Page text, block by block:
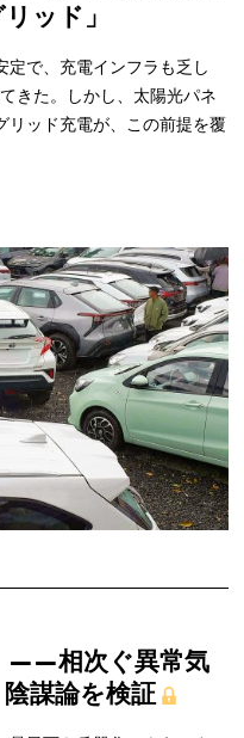
ッド」
定で、充電インフラも乏し
きた。しかし、太陽光パネ
リッド充電が、この前提を覆
——相次ぐ異常気
謀論を検証